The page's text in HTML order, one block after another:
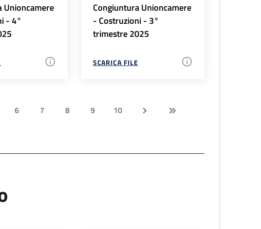
Unioncamere
- 4°
Congiuntura Unioncamere
- Costruzioni - 3°
trimestre 2025
SCARICA FILE
6 7 8 9 10